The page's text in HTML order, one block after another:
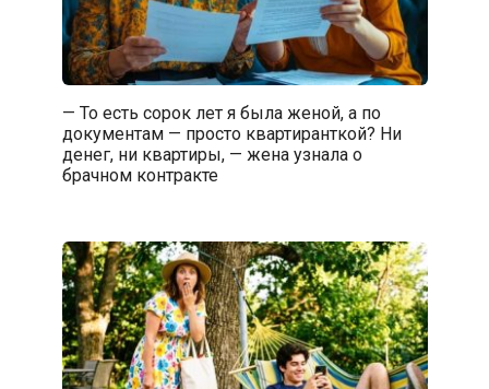
— То есть сорок лет я была женой, а по
документам — просто квартиранткой? Ни
денег, ни квартиры, — жена узнала о
брачном контракте